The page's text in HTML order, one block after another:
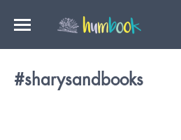
#sharysandbooks